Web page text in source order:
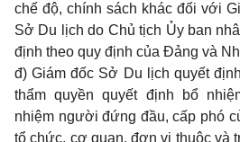
chế độ, chính sách khác đối với
Sở Du lịch do Chủ tịch Ủy ban
định theo quy định của Đảng và
đ) Giám đốc Sở Du lịch quyết
thẩm quyền quyết định bổ
nhiệm người đứng đầu, cấp phó
tổ chức, cơ quan, đơn vị thuộc và